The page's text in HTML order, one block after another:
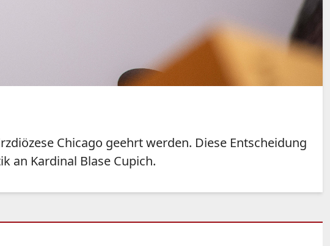
Chicago geehrt werden. Diese Entscheidung
an Kardinal Blase Cupich.